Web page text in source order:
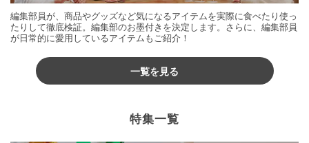
編集部員が、商品やグッズなど気になるアイテムを実際に食べたり使っ
たりして徹底検証。編集部のお墨付きを決定します。さらに、編集部員
が日常的に愛用しているアイテムもご紹介！
一覧を見る
特集一覧